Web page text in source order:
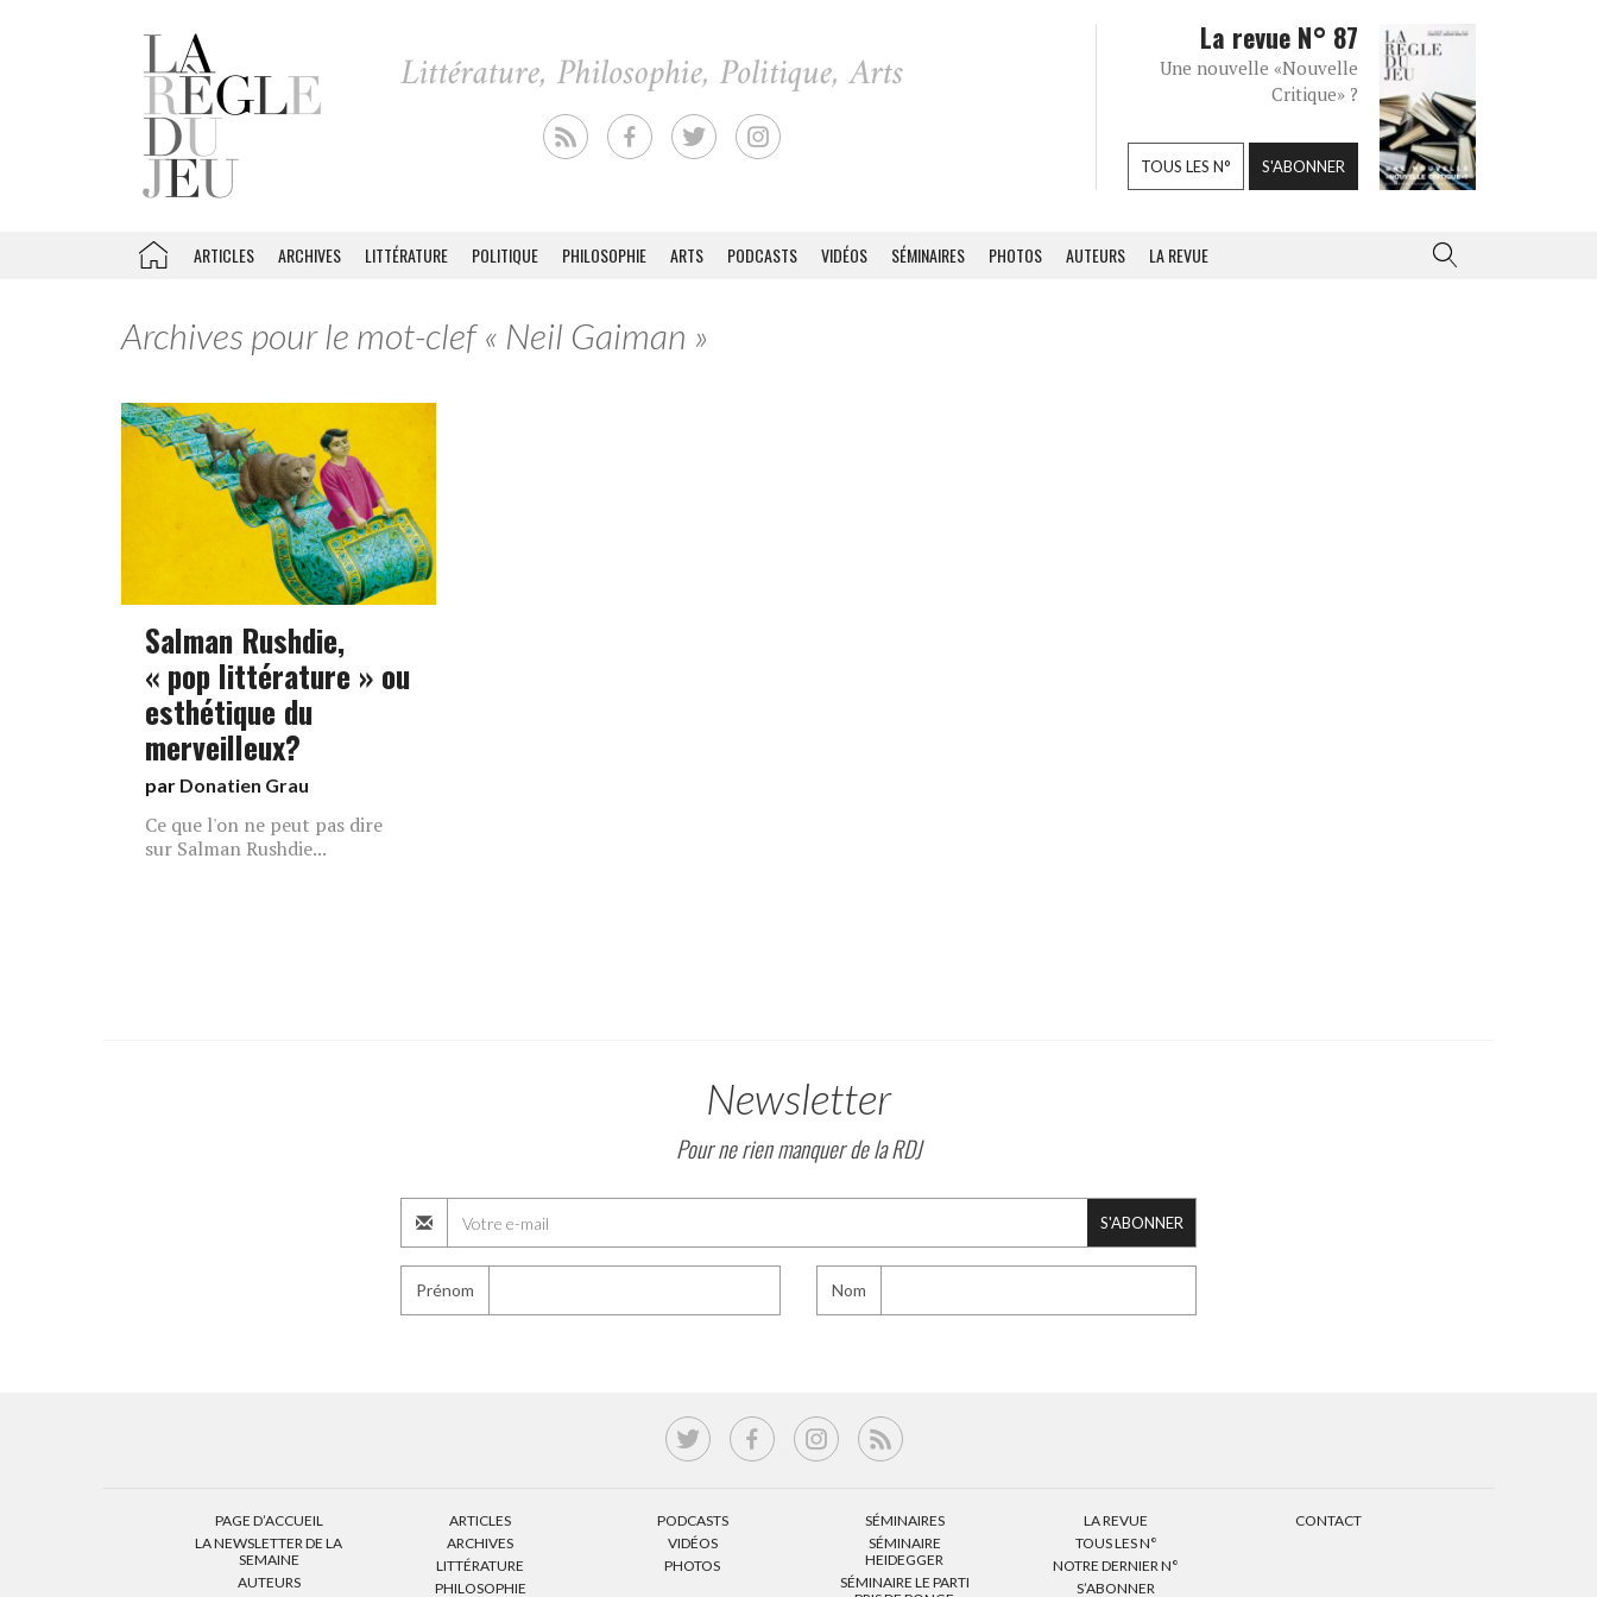
La revue N° 87
Une nouvelle «Nouvelle
Critique» ?
TOUS LES N° S'ABONNER
ARTICLES ARCHIVES LITTÉRATURE POLITIQUE PHILOSOPHIE ARTS PODCASTS VIDÉOS SÉMINAIRES PHOTOS AUTEURS LA REVUE
Archives pour le mot-clef « Neil Gaiman »
Salman Rushdie,
« pop littérature » ou
esthétique du
merveilleux?
par Donatien Grau
Ce que l'on ne peut pas dire
sur Salman Rushdie...
Newsletter
Pour ne rien manquer de la RDJ
S'ABONNER
Prénom Nom
PAGE D’ACCUEIL
LA NEWSLETTER DE LA
SEMAINE
AUTEURS
ARTICLES
ARCHIVES
LITTÉRATURE
PHILOSOPHIE
PODCASTS
VIDÉOS
PHOTOS
SÉMINAIRES
SÉMINAIRE
HEIDEGGER
SÉMINAIRE LE PARTI
LA REVUE
TOUS LES N°
NOTRE DERNIER N°
S’ABONNER
CONTACT